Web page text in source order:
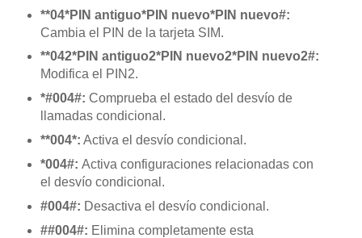
**04*PIN antiguo*PIN nuevo*PIN nuevo#:
Cambia el PIN de la tarjeta SIM.
**042*PIN antiguo2*PIN nuevo2*PIN nuevo2#:
Modifica el PIN2.
*#004#: Comprueba el estado del desvío de
llamadas condicional.
**004*: Activa el desvío condicional.
*004#: Activa configuraciones relacionadas con
el desvío condicional.
#004#: Desactiva el desvío condicional.
##004#: Elimina completamente esta